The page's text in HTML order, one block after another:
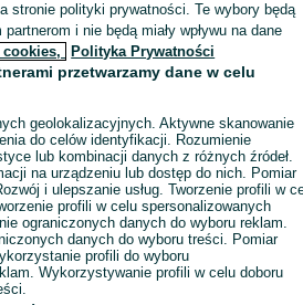
Wyślij wiadomość
stronie polityki prywatności. Te wybory będą
i nie będą miały wpływu na dane
Polityka Prywatności
przetwarzamy dane w celu
geolokalizacyjnych. Aktywne skanowanie
do celów identyfikacji. Rozumienie
lub kombinacji danych z różnych źródeł.
na urządzeniu lub dostęp do nich. Pomiar
i ulepszanie usług. Tworzenie profili w
profili w celu spersonalizowanych
ograniczonych danych do wyboru reklam.
danych do wyboru treści. Pomiar
profili do wyboru
Wykorzystywanie profili w celu doboru